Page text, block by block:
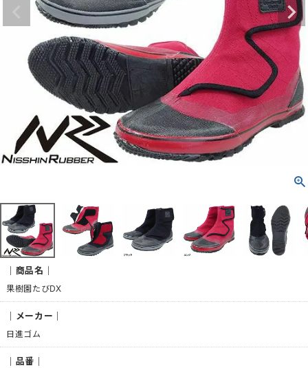
｜商品名｜
果樹園たびDX
｜メーカー｜
日進ゴム
｜品番｜